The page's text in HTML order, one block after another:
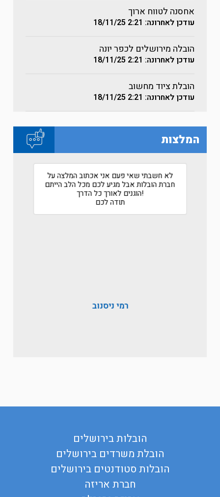
אחסנה לטווח ארוך
עודכן לאחרונה: 2:21 18/11/25
הובלה מירושלים לכפר יונה
עודכן לאחרונה: 2:21 18/11/25
הובלת ציוד מחשוב
עודכן לאחרונה: 2:21 18/11/25
המלצות
לא חשבתי שאי פעם אני אכתוב המלצה על
חברת הובלות אבל מגיע לכם מכל הלב הייתם
הוגנים לאורך כל הדרך!
תודה לכם
הובלות בירושלים
הובלת משרדים בירושלים
הובלות סטודנטים בירושלים
חברת אריזה